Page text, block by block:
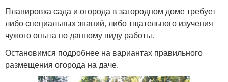
Планировка сада и огорода в загородном доме требует
либо специальных знаний, либо тщательного изучения
чужого опыта по данному виду работы.
Остановимся подробнее на вариантах правильного
размещения огорода на даче.